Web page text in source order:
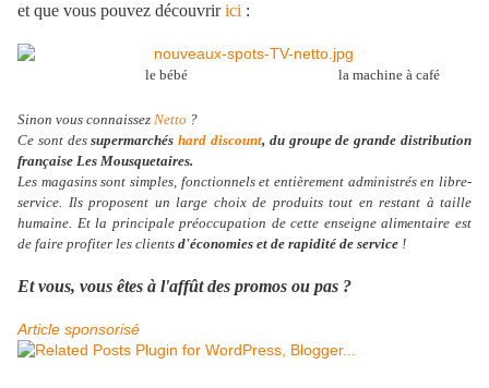
et que vous pouvez découvririci :
le bébé la machine à café
Sinon vous connaissez Netto ?
Ce sont dessupermarchéshard discount, du groupe de grande distribution
française Les Mousquetaires.
Les magasins sont simples, fonctionnels et entièrement administrés en libre-
service. Ils proposent un large choix de produits tout en restant à taille
humaine. Et la principale préoccupation de cette enseigne alimentaire est
de faire profiter les clients d'économies et de rapidité de service !
Et vous, vous êtes à l'affût des promos ou pas ?
Article sponsorisé